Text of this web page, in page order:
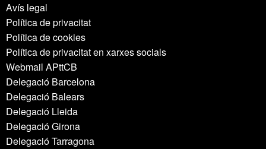
Avís legal
Política de privacitat
Política de cookies
Política de privacitat en xarxes socials
Webmail APttCB
Delegació Barcelona
Delegació Balears
Delegació Lleida
Delegació Girona
Delegació Tarragona